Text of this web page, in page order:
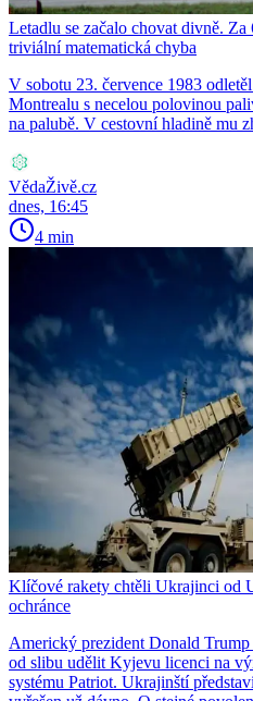
Letadlu se začalo chovat divně.
triviální matematická chyba
V sobotu 23. července 1983
Montrealu s necelou polovinou
na palubě. V cestovní hladině mu
VědaŽivě.cz
dnes, 16:45
4 min
Klíčové rakety chtěli Ukrajinci od
ochránce
Americký prezident Donald
od slibu udělit Kyjevu licenci na
systému Patriot. Ukrajinští